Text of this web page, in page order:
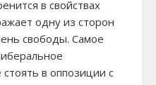
в свойствах
одну из сторон
свободы. Самое
в оппозиции с